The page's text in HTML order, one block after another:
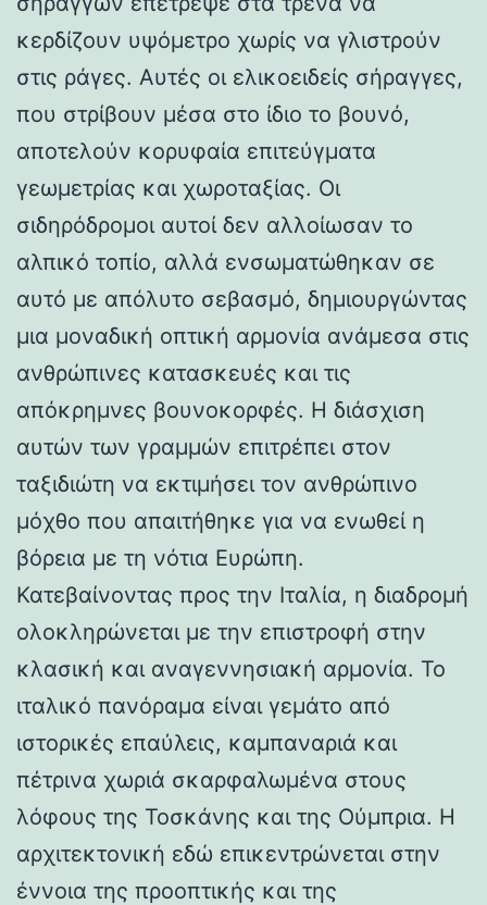
κερδίζουν υψόμετρο χωρίς να γλιστρούν
στις ράγες. Αυτές οι ελικοειδείς σήραγγες,
που στρίβουν μέσα στο ίδιο το βουνό,
αποτελούν κορυφαία επιτεύγματα
γεωμετρίας και χωροταξίας. Οι
σιδηρόδρομοι αυτοί δεν αλλοίωσαν το
αλπικό τοπίο, αλλά ενσωματώθηκαν σε
αυτό με απόλυτο σεβασμό, δημιουργώντας
μια μοναδική οπτική αρμονία ανάμεσα στις
ανθρώπινες κατασκευές και τις
απόκρημνες βουνοκορφές. Η διάσχιση
αυτών των γραμμών επιτρέπει στον
ταξιδιώτη να εκτιμήσει τον ανθρώπινο
μόχθο που απαιτήθηκε για να ενωθεί η
βόρεια με τη νότια Ευρώπη.
Κατεβαίνοντας προς την Ιταλία, η διαδρομή
ολοκληρώνεται με την επιστροφή στην
κλασική και αναγεννησιακή αρμονία. Το
ιταλικό πανόραμα είναι γεμάτο από
ιστορικές επαύλεις, καμπαναριά και
πέτρινα χωριά σκαρφαλωμένα στους
λόφους της Τοσκάνης και της Ούμπρια. Η
αρχιτεκτονική εδώ επικεντρώνεται στην
έννοια της προοπτικής και της